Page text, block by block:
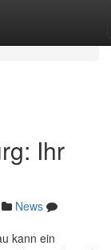
Ihr
News
kann ein